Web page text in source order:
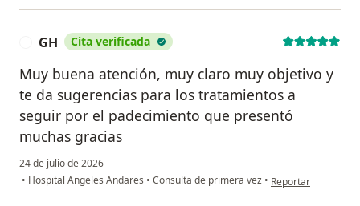
GH Cita verificada
Muy buena atención, muy claro muy objetivo y
te da sugerencias para los tratamientos a
seguir por el padecimiento que presentó
muchas gracias
24 de julio de 2026
• Hospital Angeles Andares • Consulta de primera vez • en opinión del
Reportar